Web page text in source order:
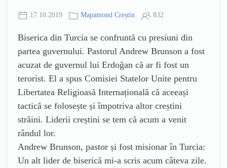
17.10.2019 Mapamond Creștin 832
Biserica din Turcia se confruntă cu presiuni din
partea guvernului. Pastorul Andrew Brunson a fost
acuzat de guvernul lui Erdoğan că ar fi fost un
terorist. El a spus Comisiei Statelor Unite pentru
Libertatea Religioasă Internațională că aceeași
tactică se folosește și împotriva altor creștini
străini. Liderii creștini se tem că acum a venit
rândul lor.
Andrew Brunson, pastor și fost misionar în Turcia:
Un alt lider de biserică mi-a scris acum câteva zile.